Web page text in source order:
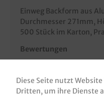
Einweg Backform aus
Durchmesser 271mm,
500 Stück im Karton,
Bewertungen
Diese Seite nutzt
Dritten, um ihre Dienste